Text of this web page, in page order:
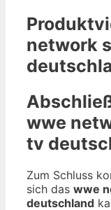
network
wwe
tv
Zum Schluss
sich das wwe
deutschland